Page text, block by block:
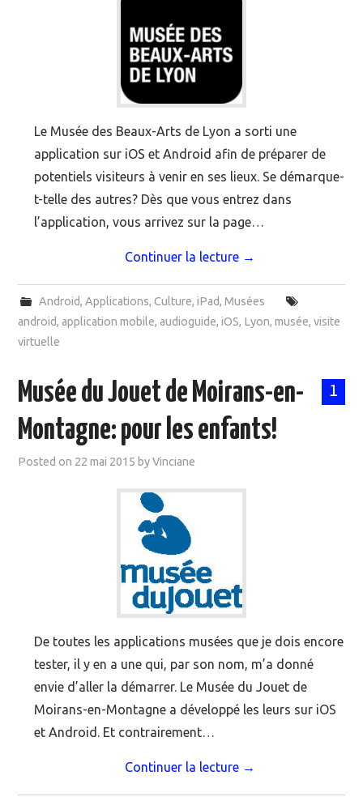
Le Musée des Beaux-Arts de Lyon a sorti une
application sur iOS et Android afin de préparer de
potentiels visiteurs à venir en ses lieux. Se démarque-
t-telle des autres? Dès que vous entrez dans
l’application, vous arrivez sur la page…
Continuer la lecture →
Android, Applications, Culture, iPad, Musées
android,application mobile,audioguide,iOS, Lyon,musée,visite
virtuelle
1
Musée du Jouet de Moirans-en-
Montagne: pour les enfants!
Posted on 22 mai 2015 byVinciane
De toutes les applications musées que je dois encore
tester, il y en a une qui, par son nom, m’a donné
envie d’aller la démarrer. Le Musée du Jouet de
Moirans-en-Montagne a développé les leurs sur iOS
et Android. Et contrairement…
Continuer la lecture →